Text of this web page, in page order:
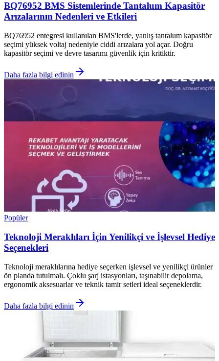
BQ76952 BMS Sistemlerinde Tantalum Kapasitör
Arızalarının Nedenleri ve Etkileri
BQ76952 entegresi kullanılan BMS'lerde, yanlış tantalum kapasitör
seçimi yüksek voltaj nedeniyle ciddi arızalara yol açar. Doğru
kapasitör seçimi ve devre tasarımı güvenlik için kritiktir.
Daha fazla bilgi edinin
Popüler
Teknoloji Meraklıları İçin Yenilikçi ve İşlevsel Hediye
Seçenekleri
Teknoloji meraklılarına hediye seçerken işlevsel ve yenilikçi ürünler
ön planda tutulmalı. Çoklu şarj istasyonları, taşınabilir depolama,
ergonomik aksesuarlar ve teknik tamir setleri ideal seçeneklerdir.
Daha fazla bilgi edinin